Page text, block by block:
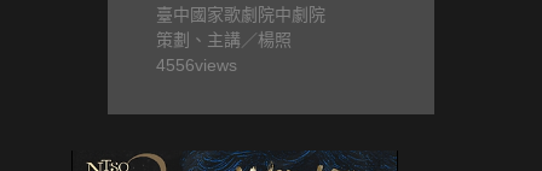
臺中國家歌劇院中劇院
策劃、主講／楊照
4556views